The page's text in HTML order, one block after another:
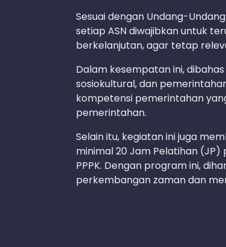
Sesuai dengan Undang-
setiap ASN diwajibkan untuk
berkelanjutan, agar tetap
Dalam kesempatan ini,
sosiokultural, dan
kompetensi pemerintahan
pemerintahan.
Selain itu, kegiatan ini juga
minimal 20 Jam Pelatihan (JP)
PPPK. Dengan program ini,
perkembangan zaman dan